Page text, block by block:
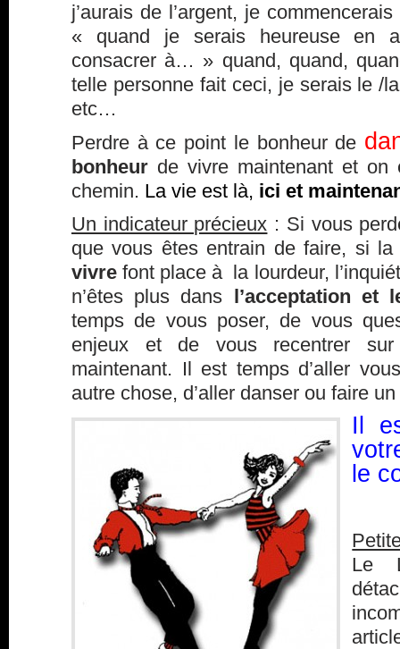
j’aurais de l’argent, je
« quand je serais heureuse en
consacrer à… » quand, quand,
telle personne fait ceci, je serais le /
etc…
Perdre à ce point le bonheur de
bonheur de vivre maintenant et on
chemin. La vie est là, ici et
Un indicateur précieux : Si vous
que vous êtes entrain de faire, si
vivre font place à la lourdeur,
n’êtes plus dans l’acceptation et
temps de vous poser, de vous
enjeux et de vous recentrer
maintenant. Il est temps d’aller
autre chose, d’aller danser ou faire
Il
le
Le